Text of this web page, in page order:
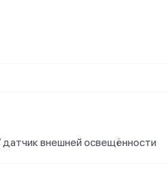
внешней освещённости